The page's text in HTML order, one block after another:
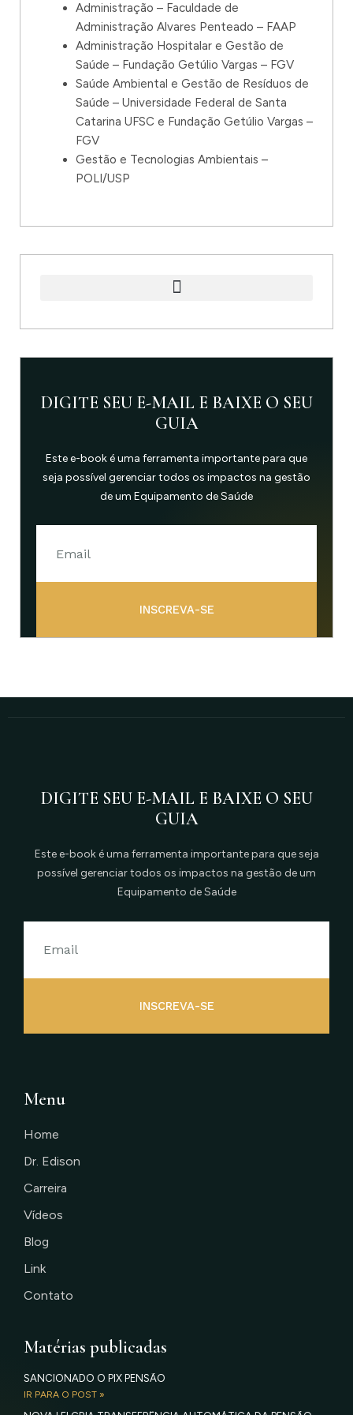
Administração – Faculdade de
Administração Alvares Penteado – FAAP
Administração Hospitalar e Gestão de
Saúde – Fundação Getúlio Vargas – FGV
Saúde Ambiental e Gestão de Resíduos de
Saúde – Universidade Federal de Santa
Catarina UFSC e Fundação Getúlio Vargas –
FGV
Gestão e Tecnologias Ambientais –
POLI/USP
DIGITE SEU E-MAIL E BAIXE O SEU
GUIA
Este e-book é uma ferramenta importante para que
seja possível gerenciar todos os impactos na gestão
de um Equipamento de Saúde
INSCREVA-SE
DIGITE SEU E-MAIL E BAIXE O SEU
GUIA
Este e-book é uma ferramenta importante para que seja
possível gerenciar todos os impactos na gestão de um
Equipamento de Saúde
INSCREVA-SE
Menu
Home
Dr. Edison
Carreira
Vídeos
Blog
Link
Contato
Matérias publicadas
SANCIONADO O PIX PENSÃO
IR PARA O POST »